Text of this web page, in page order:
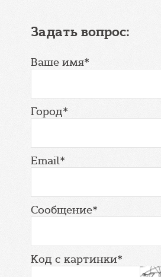
Задать вопрос:
Ваше имя*
Город*
Email*
Сообщение*
Код с картинки*